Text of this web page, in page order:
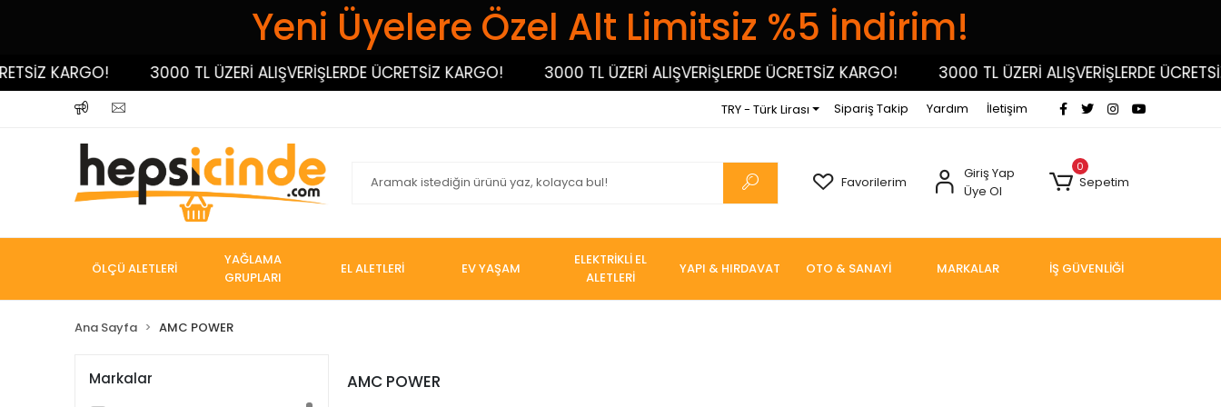
Yeni Üyelere Özel Alt Limitsiz %5 İndirim!
KARGO! 3000 TL ÜZERİ ALIŞVERİŞLERDE ÜCRETSİZ KARGO! 3000 TL ÜZERİ ALIŞVERİŞLERDE ÜCRETSİZ KARGO! 3000 TL ÜZERİ ALIŞVERİŞLERDE ÜCRETSİZ
TRY - Türk Lirası Sipariş Takip Yardım İletişim
Favorilerim
Giriş Yap
Üye Ol
0
Sepetim
ÖLÇÜ ALETLERİ
YAĞLAMA
GRUPLARI
EL ALETLERİ EV YAŞAM
ELEKTRİKLİ EL
ALETLERİ
YAPI & HIRDAVAT OTO & SANAYİ MARKALAR İŞ GÜVENLİĞİ
Ana Sayfa AMC POWER
Markalar AMC POWER